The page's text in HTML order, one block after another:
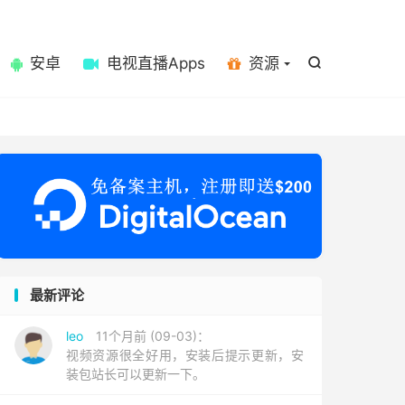

安卓 电视直播Apps 资源
最新评论
leo
11个月前 (09-03)：
视频资源很全好用，安装后提示更新，安
装包站长可以更新一下。